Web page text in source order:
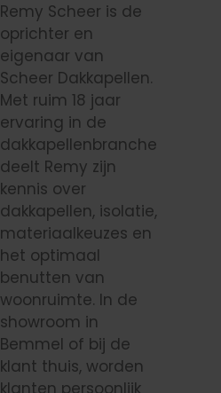
Remy Scheer is de
oprichter en
eigenaar van
Scheer Dakkapellen.
Met ruim 18 jaar
ervaring in de
dakkapellenbranche
deelt Remy zijn
kennis over
dakkapellen, isolatie,
materiaalkeuzes en
het optimaal
benutten van
woonruimte. In de
showroom in
Bemmel of bij de
klant thuis, worden
klanten persoonlijk